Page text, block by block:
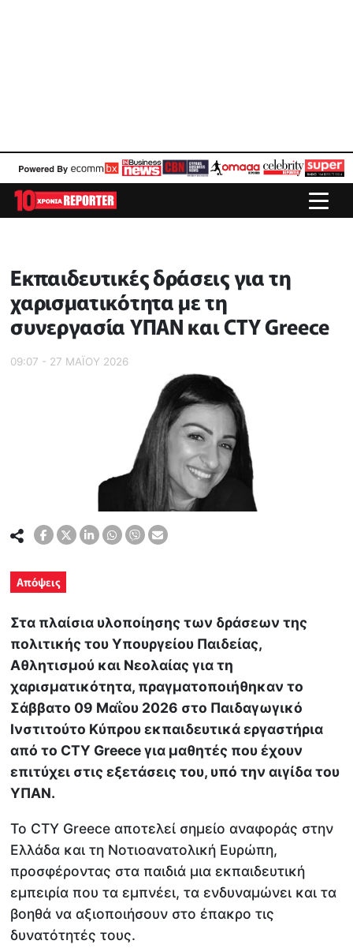
Εκπαιδευτικές δράσεις για τη
χαρισματικότητα με τη
συνεργασία ΥΠΑΝ και CTY Greece
09:07 - 27 ΜΑΪ́ΟΥ 2026
Απόψεις
Στα πλαίσια υλοποίησης των δράσεων της
πολιτικής του Υπουργείου Παιδείας,
Αθλητισμού και Νεολαίας για τη
χαρισματικότητα, πραγματοποιήθηκαν το
Σάββατο 09 Μαΐου 2026 στο Παιδαγωγικό
Ινστιτούτο Κύπρου εκπαιδευτικά εργαστήρια
από το CTY Greece για μαθητές που έχουν
επιτύχει στις εξετάσεις του, υπό την αιγίδα του
ΥΠΑΝ.
Το CTY Greece αποτελεί σημείο αναφοράς στην
Ελλάδα και τη Νοτιοανατολική Ευρώπη,
προσφέροντας στα παιδιά μια εκπαιδευτική
εμπειρία που τα εμπνέει, τα ενδυναμώνει και τα
βοηθά να αξιοποιήσουν στο έπακρο τις
δυνατότητές τους.